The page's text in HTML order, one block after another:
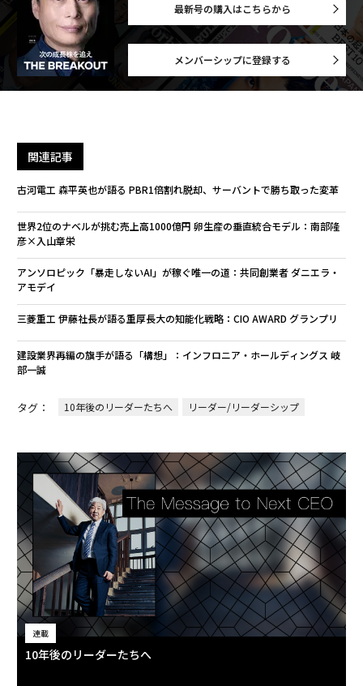
最新号の購入はこちらから
メンバーシップに登録する
関連記事
古河電工 森平英也が語る PBR1倍割れ脱却、サーバントで勝ち取った変革
世界2位のナベルが挑む売上高1000億円 卵生産の垂直統合モデル：南部隆
彦×入山章栄
アンソロピック「暴走しないAI」が稼ぐ唯一の道：共同創業者 ダニエラ・
アモデイ
三菱重工 伊藤社長が語る重厚長大の知能化戦略：CIO AWARD グランプリ
建設業界再編の旗手が語る「構想」：インフロニア・ホールディングス 岐
部一誠
タグ： 10年後のリーダーたちへ リーダー/リーダーシップ
連載
10年後のリーダーたちへ